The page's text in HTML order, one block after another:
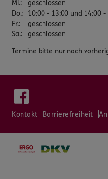
Mi.:
geschlossen
Do.:
10:00 - 13:00 und 14:00 -
Fr.:
geschlossen
Sa.: geschlossen
Termine bitte nur nach
Kontakt Barrierefreiheit